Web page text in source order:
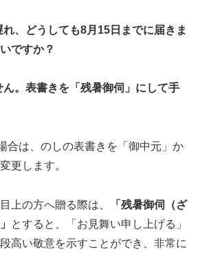
、どうしても8月15日までに届きま
ですか？
。表書きを「残暑御伺」にして手
合は、のしの表書きを「御中元」か
更します。
上の方へ贈る際は、
「残暑御伺（ざ
とすると、「お見舞い申し上げる」
高い敬意を示すことができ、非常に